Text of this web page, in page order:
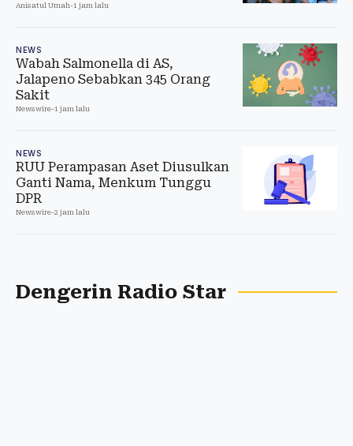
Anisatul Umah-1 jam lalu
NEWS
Wabah Salmonella di AS,
Jalapeno Sebabkan 345 Orang
Sakit
Newswire-1 jam lalu
NEWS
RUU Perampasan Aset Diusulkan
Ganti Nama, Menkum Tunggu
DPR
Newswire-2 jam lalu
Dengerin Radio Star